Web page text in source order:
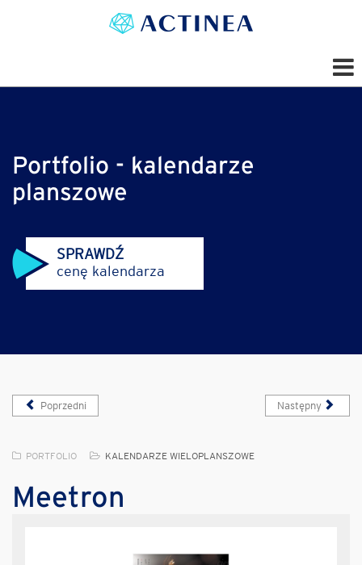
Portfolio - kalendarze
planszowe
SPRAWDŹ
cenę kalendarza
Poprzedni Następny
PORTFOLIO KALENDARZE WIELOPLANSZOWE
Meetron